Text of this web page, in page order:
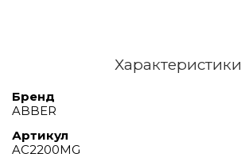
Характеристики
Бренд
ABBER
Артикул
AC2200MG